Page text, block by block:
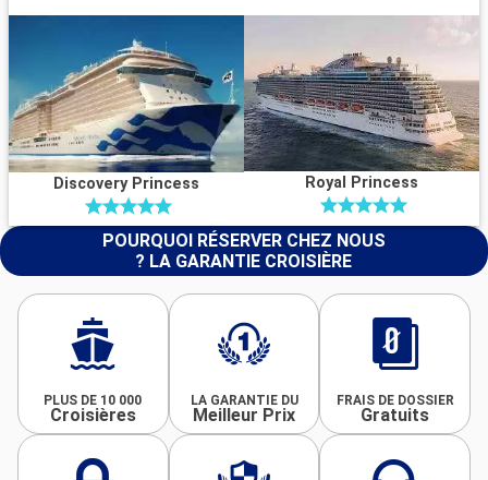
Discovery Princess Royal Princess
POURQUOI RÉSERVER CHEZ NOUS
? LA GARANTIE CROISIÈRE
PLUS DE 10 000
Croisières
LA GARANTIE DU
Meilleur Prix
FRAIS DE DOSSIER
Gratuits